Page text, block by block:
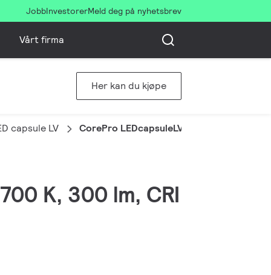
JobbInvestorerMeld deg på nyhetsbrev
Vårt firma
Her kan du kjøpe
capsule LV CorePro LEDcapsuleLV 2.4-28W G4micro
K, 300 lm, CRI